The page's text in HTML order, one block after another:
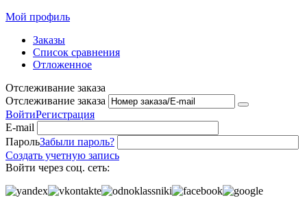
Мой профиль
Заказы
Список сравнения
Отложенное
Отслеживание заказа
Отслеживание заказа
ВойтиРегистрация
E-mail
ПарольЗабыли пароль?
Создать учетную запись
Войти через соц. сеть: